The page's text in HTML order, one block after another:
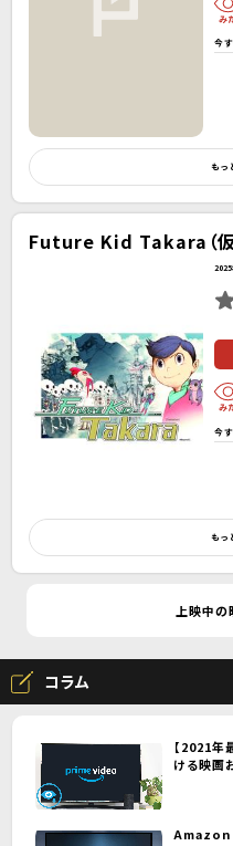
今
もっ
Future Kid Takara（仮
2025
今
もっ
上映中の
コラム
【2021年
ける映画
Amazon